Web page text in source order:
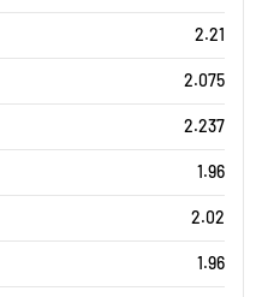
2.21
2.075
2.237
1.96
2.02
1.96